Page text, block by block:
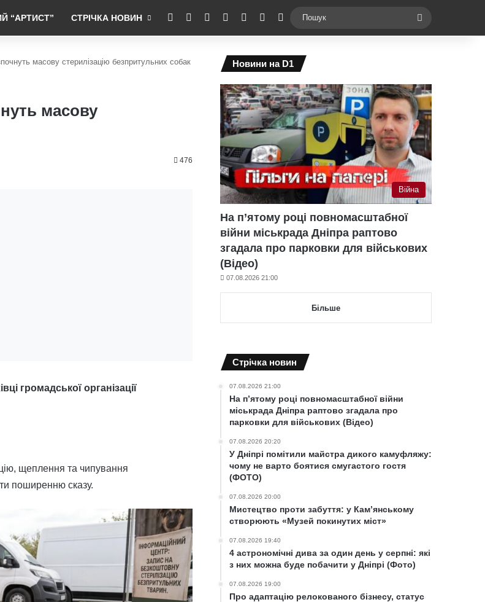
“АРТИСТ” СТРІЧКА НОВИН RSS Facebook YouTubeInstagramTelegramSwitch skin
масову стерилізацію безпритульних собак
масову
476
громадської організації
щеплення та чипування
поширенню сказу.
Новини на D1
Війна
На п’ятому році повномасштабної
війни міськрада Дніпра раптово
згадала про парковки для військових
(Відео)
07.08.2026 21:00
Більше
Cтрічка новин
07.08.2026 21:00
На п’ятому році повномасштабної війни
міськрада Дніпра раптово згадала про
парковки для військових (Відео)
07.08.2026 20:20
У Дніпрі помітили майстра дикого камуфляжу:
чому не варто боятися смугастого гостя
(ФОТО)
07.08.2026 20:00
Мистецтво проти забуття: у Кам’янському
створюють «Музей покинутих міст»
07.08.2026 19:40
4 астрономічні дива за один день у серпні: які
з них можна буде побачити у Дніпрі (Фото)
07.08.2026 19:00
Про адаптацію релокованого бізнесу, статус